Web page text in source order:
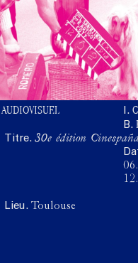
AUDIOVISUEL I.
B.
Titre. 30e édition
Lieu. Toulouse